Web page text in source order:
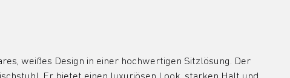
weißes Design in einer hochwertigen Sitzlösung. Der